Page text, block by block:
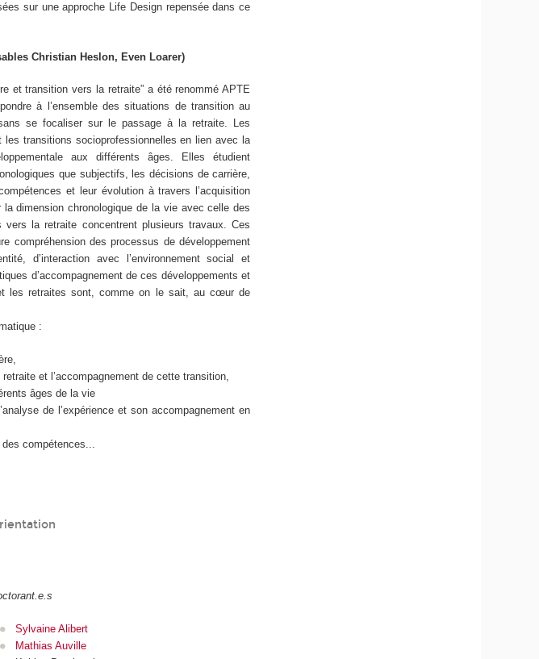
sur une approche Life Design repensée dans ce
Christian Heslon, Even Loarer)
et transition vers la retraite” a été renommé APTE
à l’ensemble des situations de transition au
se focaliser sur le passage à la retraite. Les
transitions socioprofessionnelles en lien avec la
aux différents âges. Elles étudient
que subjectifs, les décisions de carrière,
et leur évolution à travers l’acquisition
dimension chronologique de la vie avec celle des
la retraite concentrent plusieurs travaux. Ces
compréhension des processus de développement
d’interaction avec l’environnement social et
d’accompagnement de ces développements et
les retraites sont, comme on le sait, au cœur de
:
et l’accompagnement de cette transition,
âges de la vie
de l’expérience et son accompagnement en
compétences...
Sylvaine Alibert
Mathias Auville